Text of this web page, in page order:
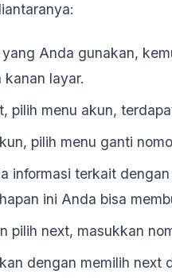
Anda gunakan,
layar.
pilih menu akun,
pilih menu ganti
informasi terkait
ini Anda bisa
pilih next, masukkan
dengan memilih next